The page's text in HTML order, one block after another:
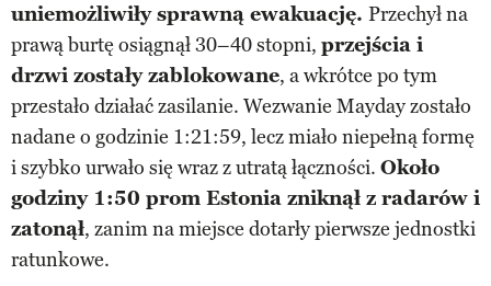
uniemożliwiły sprawną ewakuację. Przechył na
prawą burtę osiągnął 30–40 stopni, przejścia i
drzwi zostały zablokowane, a wkrótce po tym
przestało działać zasilanie. Wezwanie Mayday zostało
nadane o godzinie 1:21:59, lecz miało niepełną formę
i szybko urwało się wraz z utratą łączności. Około
godziny 1:50 prom Estonia zniknął z radarów i
zatonął, zanim na miejsce dotarły pierwsze jednostki
ratunkowe.